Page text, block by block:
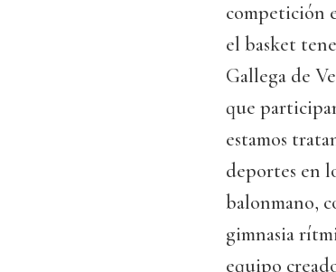
competición
el basket
Gallega de
que
estamos
deportes en
balonmano,
gimnasia
equipo